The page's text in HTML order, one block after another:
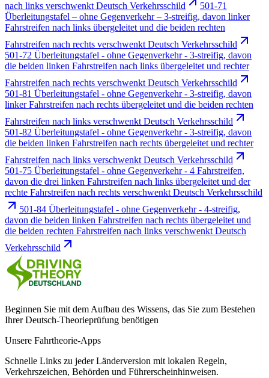
nach links verschwenkt Deutsch Verkehrsschild
501-71
Überleitungstafel – ohne Gegenverkehr – 3-streifig, davon linker
Fahrstreifen nach links übergeleitet und die beiden rechten
Fahrstreifen nach rechts verschwenkt Deutsch Verkehrsschild
501-72 Überleitungstafel - ohne Gegenverkehr - 3-streifig, davon
die beiden linken Fahrstreifen nach links übergeleitet und rechter
Fahrstreifen nach rechts verschwenkt Deutsch Verkehrsschild
501-81 Überleitungstafel - ohne Gegenverkehr - 3-streifig, davon
linker Fahrstreifen nach rechts übergeleitet und die beiden rechten
Fahrstreifen nach links verschwenkt Deutsch Verkehrsschild
501-82 Überleitungstafel - ohne Gegenverkehr - 3-streifig, davon
die beiden linken Fahrstreifen nach rechts übergeleitet und rechter
Fahrstreifen nach links verschwenkt Deutsch Verkehrsschild
501-75 Überleitungstafel - ohne Gegenverkehr - 4 Fahrstreifen,
davon die drei linken Fahrstreifen nach links übergeleitet und der
rechte Fahrstreifen nach rechts verschwenkt Deutsch Verkehrsschild
501-84 Überleitungstafel - ohne Gegenverkehr - 4-streifig,
davon die beiden linken Fahrstreifen nach rechts übergeleitet und
die beiden rechten Fahrstreifen nach links verschwenkt Deutsch
Verkehrsschild
Beginnen Sie mit dem Aufbau des Wissens, das Sie zum Bestehen
Ihrer Deutsch-Theorieprüfung benötigen
Unsere Fahrtheorie-Apps
Schnelle Links zu jeder Länderversion mit lokalen Regeln,
Verkehrszeichen, Behörden und Führerscheinhinweisen.